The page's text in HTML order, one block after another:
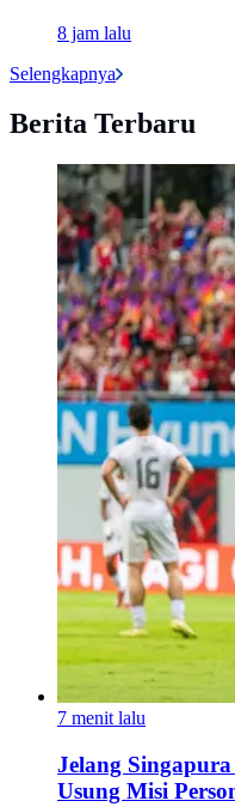
8 jam lalu
Selengkapnya
Berita Terbaru
7 menit lalu
Jelang
Usung Misi